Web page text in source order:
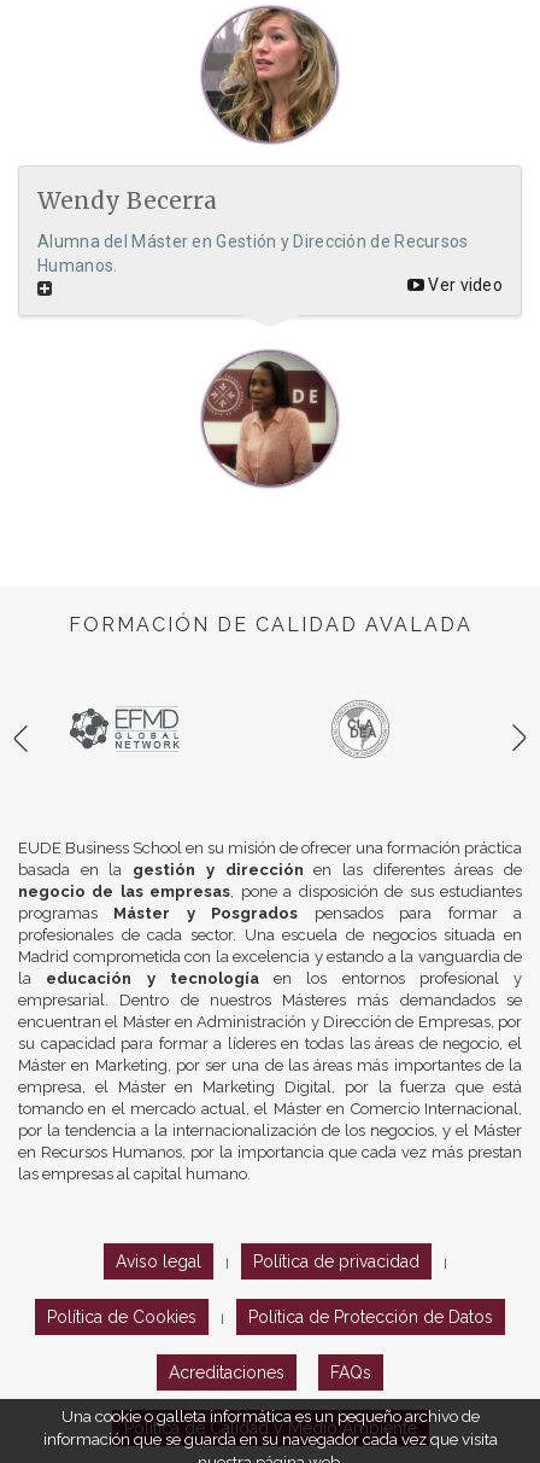
Wendy Becerra
Alumna del Máster en Gestión y Dirección de Recursos
Humanos.
Ver video
FORMACIÓN DE CALIDAD AVALADA
EUDE Business School en su misión de ofrecer una formación práctica
basada en la gestión y dirección en las diferentes áreas de
negocio de las empresas, pone a disposición de sus estudiantes
programas Máster y Posgrados pensados para formar a
profesionales de cada sector. Una escuela de negocios situada en
Madrid comprometida con la excelencia y estando a la vanguardia de
la educación y tecnologíaen los entornos profesional y
empresarial. Dentro de nuestros Másteres más demandados se
encuentran el Máster en Administración y Dirección de Empresas, por
su capacidad para formar a líderes en todas las áreas de negocio, el
Máster en Marketing, por ser una de las áreas más importantes de la
empresa, el Máster en Marketing Digital, por la fuerza que está
tomando en el mercado actual, el Máster en Comercio Internacional,
por la tendencia a la internacionalización de los negocios, y el Máster
en Recursos Humanos, por la importancia que cada vez más prestan
las empresas al capital humano.
Aviso legal Política de privacidad
Política de Cookies Política de Protección de Datos
Acreditaciones FAQs
Política de Calidad y Medio Ambiente
Una cookie o galleta informática es un pequeño archivo de
información que se guarda en su navegador cada vez que visita